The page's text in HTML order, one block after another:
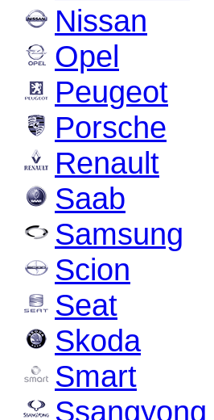
Nissan
Opel
Peugeot
Porsche
Renault
Saab
Samsung
Scion
Seat
Skoda
Smart
Ssangyong